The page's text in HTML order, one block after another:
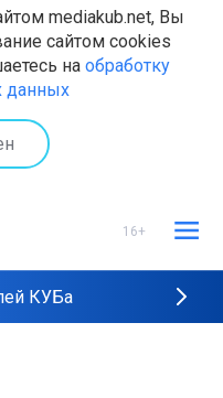
mediakub.net, Вы
сайтом cookies
на обработку
данных
16+
КУБа